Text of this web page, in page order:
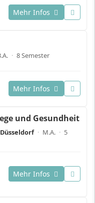
Mehr Infos
· 8 Semester
Mehr Infos
und Gesundheit
· M.A. · 5
Mehr Infos